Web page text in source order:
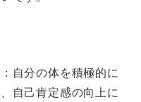
：自分の体を積極的に
自己肯定感の向上に